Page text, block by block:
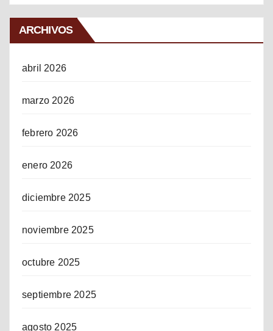
ARCHIVOS
abril 2026
marzo 2026
febrero 2026
enero 2026
diciembre 2025
noviembre 2025
octubre 2025
septiembre 2025
agosto 2025